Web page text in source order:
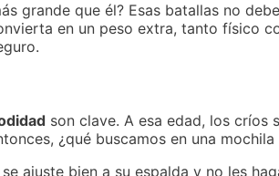
grande que él? Esas batallas no
en un peso extra, tanto físico
son clave. A esa edad, los críos
¿qué buscamos en una
se ajuste bien a su espalda y no les